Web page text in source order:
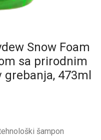
Snow Foam
sa prirodnim
473ml
šampon